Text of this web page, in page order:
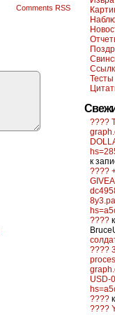
Comments RSS
Тесты
????
к
????
????
????
USD-
????
????